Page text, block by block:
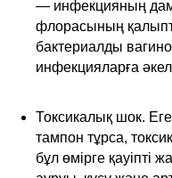
— инфекцияның
флорасының
бактериалды
инфекцияларға
Токсикалық шок.
тампон тұрса,
бұл өмірге қауіпті